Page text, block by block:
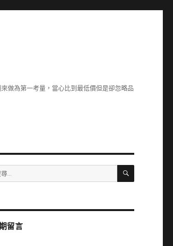
做為第一考量，當心比到最低價但是卻忽略品
搜
留言